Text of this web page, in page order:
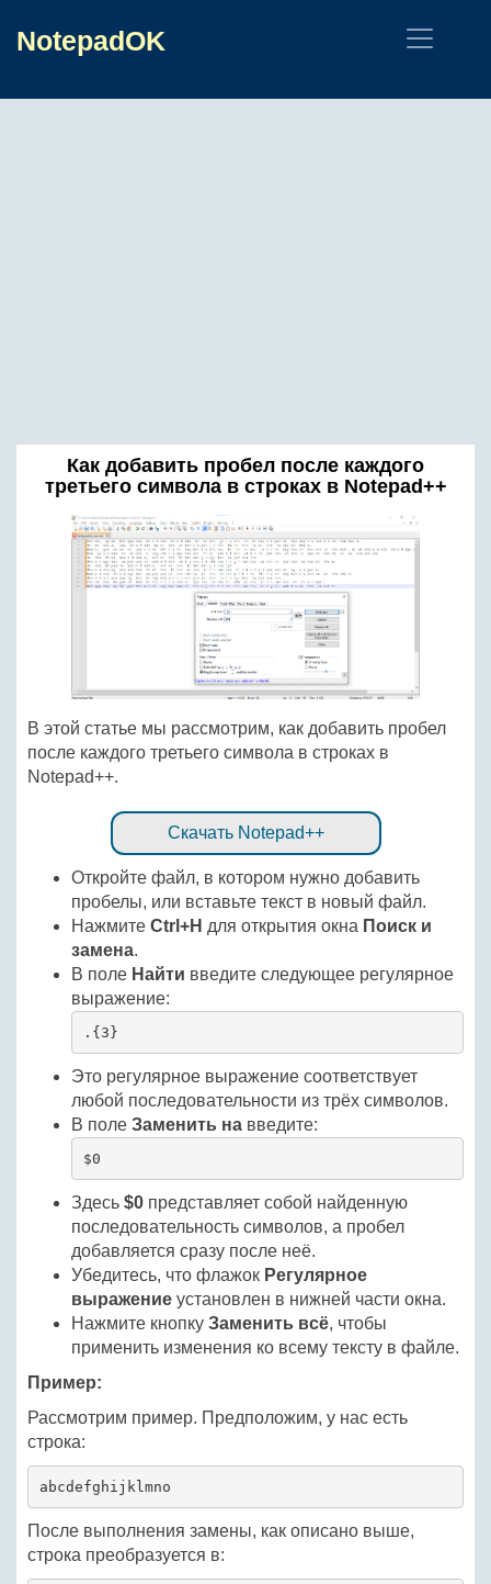
NotepadOK
Как добавить пробел после каждого
третьего символа в строках в Notepad++
В этой статье мы рассмотрим, как добавить пробел
после каждого третьего символа в строках в
Notepad++.
Скачать Notepad++
Откройте файл, в котором нужно добавить
пробелы, или вставьте текст в новый файл.
Нажмите Ctrl+H для открытия окна Поиск и
замена.
В поле Найти введите следующее регулярное
выражение:
.{3}
Это регулярное выражение соответствует
любой последовательности из трёх символов.
В поле Заменить на введите:
$0
Здесь $0 представляет собой найденную
последовательность символов, а пробел
добавляется сразу после неё.
Убедитесь, что флажок Регулярное
выражение установлен в нижней части окна.
Нажмите кнопку Заменить всё, чтобы
применить изменения ко всему тексту в файле.
Пример:
Рассмотрим пример. Предположим, у нас есть
строка:
abcdefghijklmno
После выполнения замены, как описано выше,
строка преобразуется в: